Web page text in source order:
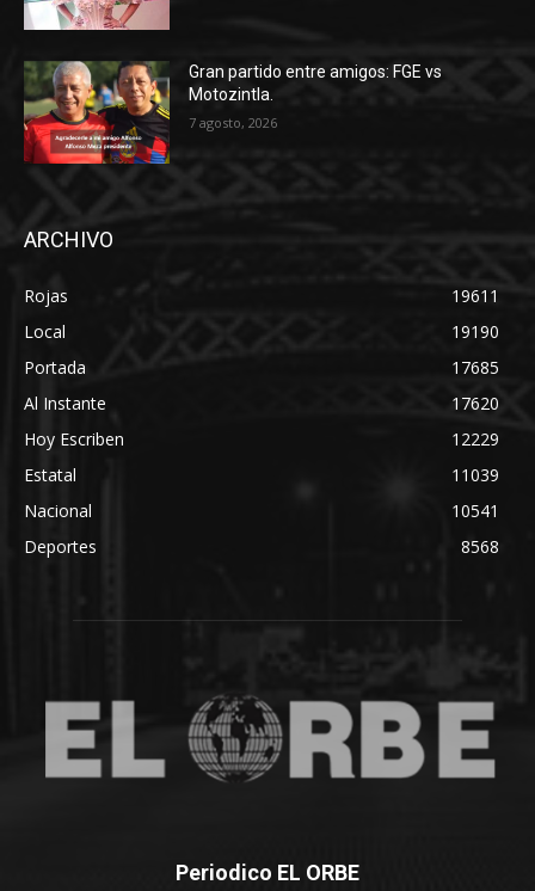
Gran partido entre amigos: FGE vs
Motozintla.
7 agosto, 2026
ARCHIVO
Rojas
19611
Local
19190
Portada
17685
Al Instante
17620
Hoy Escriben
12229
Estatal
11039
Nacional
10541
Deportes
8568
Periodico EL ORBE